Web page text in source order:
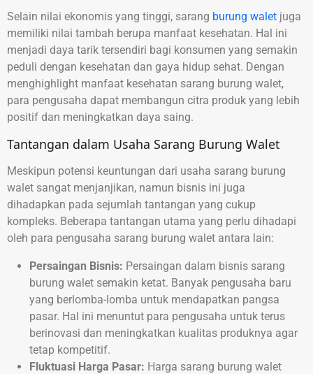
Selain nilai ekonomis yang tinggi, sarang burung walet juga
memiliki nilai tambah berupa manfaat kesehatan. Hal ini
menjadi daya tarik tersendiri bagi konsumen yang semakin
peduli dengan kesehatan dan gaya hidup sehat. Dengan
menghighlight manfaat kesehatan sarang burung walet,
para pengusaha dapat membangun citra produk yang lebih
positif dan meningkatkan daya saing.
Tantangan dalam Usaha Sarang Burung Walet
Meskipun potensi keuntungan dari usaha sarang burung
walet sangat menjanjikan, namun bisnis ini juga
dihadapkan pada sejumlah tantangan yang cukup
kompleks. Beberapa tantangan utama yang perlu dihadapi
oleh para pengusaha sarang burung walet antara lain:
Persaingan Bisnis: Persaingan dalam bisnis sarang
burung walet semakin ketat. Banyak pengusaha baru
yang berlomba-lomba untuk mendapatkan pangsa
pasar. Hal ini menuntut para pengusaha untuk terus
berinovasi dan meningkatkan kualitas produknya agar
tetap kompetitif.
Fluktuasi Harga Pasar: Harga sarang burung walet